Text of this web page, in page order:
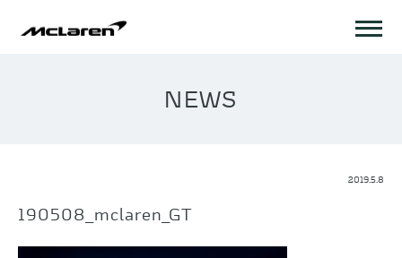
NEWS
2019.5.8
190508_mclaren_GT